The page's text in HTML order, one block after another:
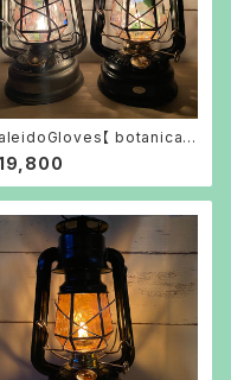
【 botanical
タニカル